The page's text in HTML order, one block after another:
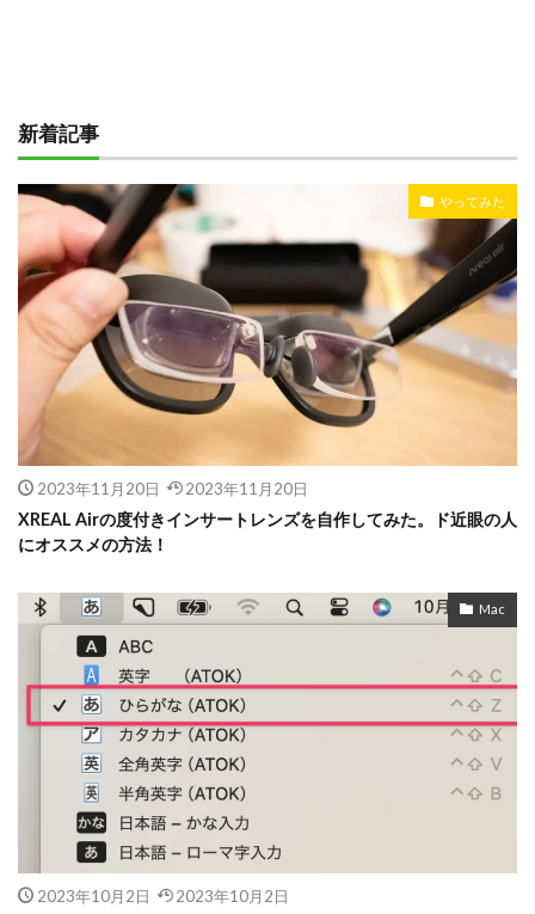
新着記事
やってみた
2023年11月20日 2023年11月20日
XREAL Airの度付きインサートレンズを自作してみた。ド近眼の人
にオススメの方法！
Mac
2023年10月2日 2023年10月2日